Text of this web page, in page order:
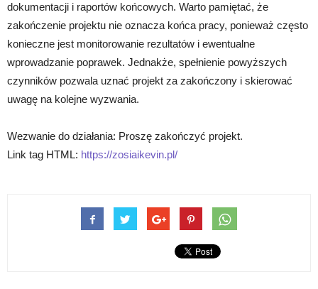
dokumentacji i raportów końcowych. Warto pamiętać, że
zakończenie projektu nie oznacza końca pracy, ponieważ często
konieczne jest monitorowanie rezultatów i ewentualne
wprowadzanie poprawek. Jednakże, spełnienie powyższych
czynników pozwala uznać projekt za zakończony i skierować
uwagę na kolejne wyzwania.
Wezwanie do działania: Proszę zakończyć projekt.
Link tag HTML: https://zosiaikevin.pl/